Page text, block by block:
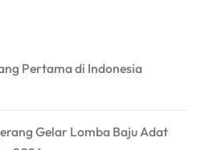
Pertama di Indonesia
Gelar Lomba Baju Adat